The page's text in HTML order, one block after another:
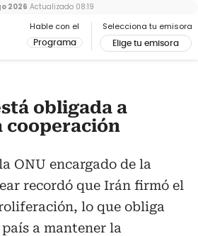
Hable con el
Programa
Selecciona tu emisora
Elige tu emisora
2026 Actualizado 08:19
obligada a
cooperación
ONU encargado de la
recordó que Irán firmó el
lo que obliga
a mantener la